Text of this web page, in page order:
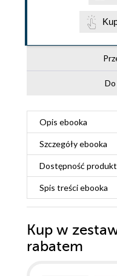
Opis ebooka
Szczegółyebooka
Dostępność
Spis treściebooka
Kup w
rabatem